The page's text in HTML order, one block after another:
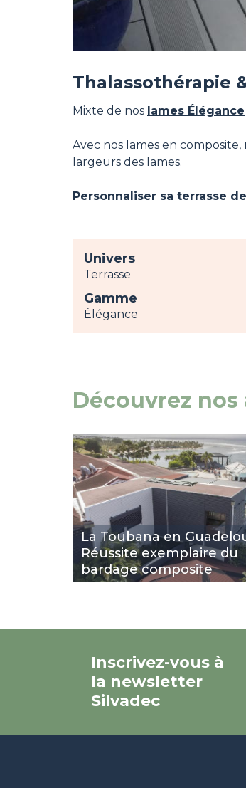
Thalassothérapie
Mixte de nos lames Élégance
Avec nos lames en
largeurs des lames.
Personnaliser sa terrasse
Univers
Terrasse
Gamme
Élégance
Découvrez
La Toubana en
Réussite exemplaire du
bardage composite
Image
view
Inscrivez-vous à
la newsletter
Silvadec